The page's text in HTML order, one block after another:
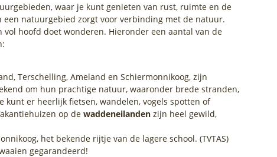
waar je kunt genieten van rust, ruimte en de
natuurgebied zorgt voor verbinding met de natuur.
hoofd doet wonderen. Hieronder een aantal van de
Terschelling, Ameland en Schiermonnikoog, zijn
om hun prachtige natuur, waaronder brede stranden,
kunt er heerlijk fietsen, wandelen, vogels spotten of
op de waddeneilanden zijn heel gewild,
het bekende rijtje van de lagere school. (TVTAS)
gegarandeerd!